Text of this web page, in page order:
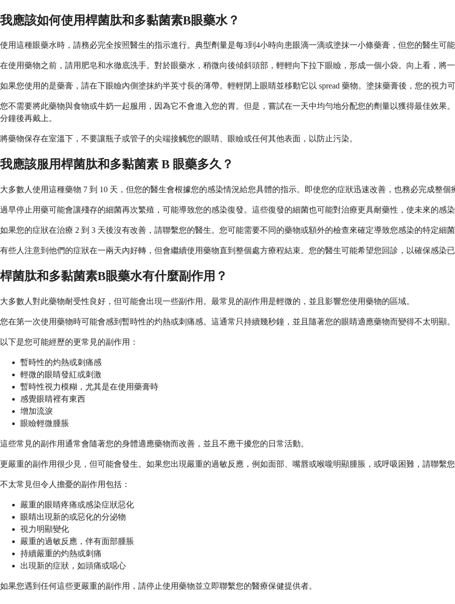
我應該如何使用桿菌肽和多黏菌素B眼藥水？
使用這種眼藥水時，請務必完全按照醫生的指示進行。典型劑量是每3到4小時向患眼滴一滴或塗抹一小條藥膏，但您的醫生可
在使用藥物之前，請用肥皂和水徹底洗手。對於眼藥水，稍微向後傾斜頭部，輕輕向下拉下眼瞼，形成一個小袋。向上看，將
如果您使用的是藥膏，請在下眼瞼內側塗抹約半英寸長的薄帶。輕輕閉上眼睛並移動它以 spread 藥物。塗抹藥膏後，您的視力
您不需要將此藥物與食物或牛奶一起服用，因為它不會進入您的胃。但是，嘗試在一天中均勻地分配您的劑量以獲得最佳效果
分鐘後再戴上。
將藥物保存在室溫下，不要讓瓶子或管子的尖端接觸您的眼睛、眼瞼或任何其他表面，以防止污染。
我應該服用桿菌肽和多黏菌素 B 眼藥多久？
大多數人使用這種藥物 7 到 10 天，但您的醫生會根據您的感染情況給您具體的指示。即使您的症狀迅速改善，也務必完成整個
過早停止用藥可能會讓殘存的細菌再次繁殖，可能導致您的感染復發。這些復發的細菌也可能對治療更具耐藥性，使未來的感
如果您的症狀在治療 2 到 3 天後沒有改善，請聯繫您的醫生。您可能需要不同的藥物或額外的檢查來確定導致您感染的特定細
有些人注意到他們的症狀在一兩天內好轉，但會繼續使用藥物直到整個處方療程結束。您的醫生可能希望您回診，以確保感染
桿菌肽和多黏菌素B眼藥水有什麼副作用？
大多數人對此藥物耐受性良好，但可能會出現一些副作用。最常見的副作用是輕微的，並且影響您使用藥物的區域。
您在第一次使用藥物時可能會感到暫時性的灼熱或刺痛感。這通常只持續幾秒鐘，並且隨著您的眼睛適應藥物而變得不太明顯
以下是您可能經歷的更常見的副作用：
暫時性的灼熱或刺痛感
輕微的眼睛發紅或刺激
暫時性視力模糊，尤其是在使用藥膏時
感覺眼睛裡有東西
增加流淚
眼瞼輕微腫脹
這些常見的副作用通常會隨著您的身體適應藥物而改善，並且不應干擾您的日常活動。
更嚴重的副作用很少見，但可能會發生。如果您出現嚴重的過敏反應，例如面部、嘴唇或喉嚨明顯腫脹，或呼吸困難，請聯繫
不太常見但令人擔憂的副作用包括：
嚴重的眼睛疼痛或感染症狀惡化
眼睛出現新的或惡化的分泌物
視力明顯變化
嚴重的過敏反應，伴有面部腫脹
持續嚴重的灼熱或刺痛
出現新的症狀，如頭痛或噁心
如果您遇到任何這些更嚴重的副作用，請停止使用藥物並立即聯繫您的醫療保健提供者。